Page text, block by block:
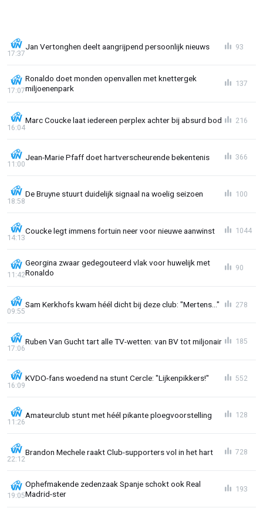
Jan Vertonghen deelt aangrijpend persoonlijk nieuws
17:37
93
Ronaldo doet monden openvallen met knettergek
miljoenenpark
17:07
137
Marc Coucke laat iedereen perplex achter bij absurd bod
16:04
216
Jean-Marie Pfaff doet hartverscheurende bekentenis
11:00
366
De Bruyne stuurt duidelijk signaal na woelig seizoen
18:58
100
Coucke legt immens fortuin neer voor nieuwe aanwinst
14:13
1044
Georgina zwaar gedegouteerd vlak voor huwelijk met
Ronaldo
11:42
90
Sam Kerkhofs kwam héél dicht bij deze club: "Mertens..."
09:55
278
Ruben Van Gucht tart alle TV-wetten: van BV tot miljonair
17:06
185
KVDO-fans woedend na stunt Cercle: "Lijkenpikkers!"
16:09
552
Amateurclub stunt met héél pikante ploegvoorstelling
11:26
128
Brandon Mechele raakt Club-supporters vol in het hart
22:12
728
Ophefmakende zedenzaak Spanje schokt ook Real
Madrid-ster
19:05
193